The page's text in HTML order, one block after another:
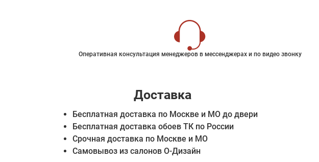
Оперативная консультация менеджеров в мессенджерах и по видео звонку
Доставка
Бесплатная доставка по Москве и МО до двери
Бесплатная доставка обоев ТК по России
Срочная доставка по Москве и МО
Самовывоз из салонов О-Дизайн